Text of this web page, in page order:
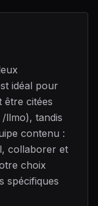
idéal pour
être citées
llmo), tandis
contenu :
collaborer et
choix
spécifiques